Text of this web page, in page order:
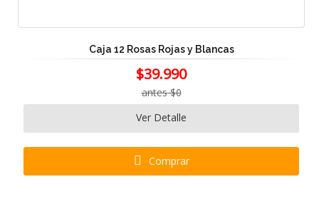
Caja 12 Rosas Rojas y Blancas
$39.990
antes $0
Ver Detalle
Comprar